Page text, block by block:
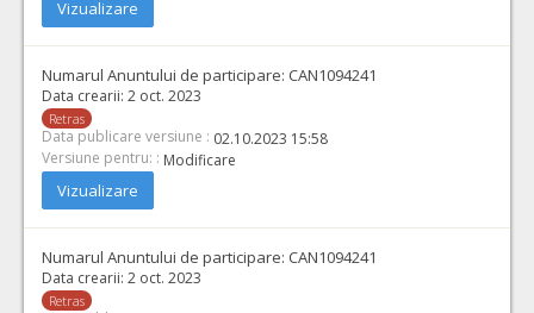
Vizualizare
Numarul Anuntului de participare: CAN1094241
Data crearii: 2 oct. 2023
Retras
Data publicare versiune : 02.10.2023 15:58
Versiune pentru: : Modificare
Vizualizare
Numarul Anuntului de participare: CAN1094241
Data crearii: 2 oct. 2023
Retras